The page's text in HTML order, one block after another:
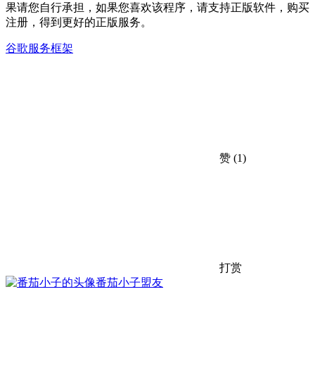
果请您自行承担，如果您喜欢该程序，请支持正版软件，购买
注册，得到更好的正版服务。
谷歌服务框架
赞 (1)
打赏
番茄小子盟友